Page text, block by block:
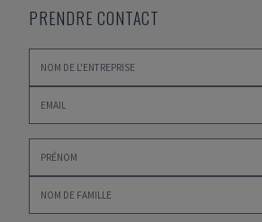
PRENDRE CONTACT